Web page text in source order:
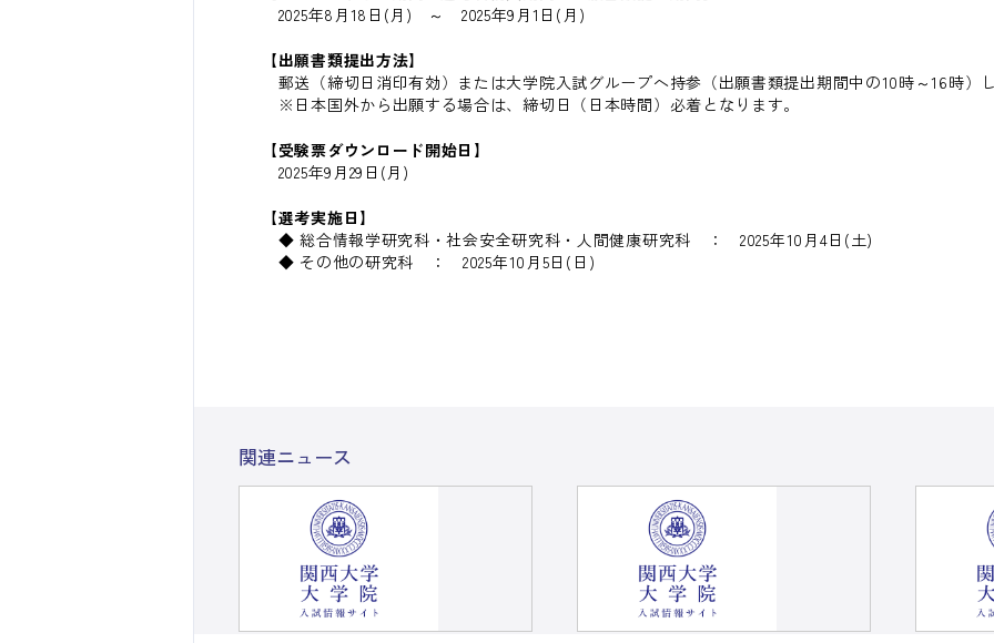
2025年8月18日(月) ～ 2025年9月1日(月)
【出願書類提出方法】
郵送（締切日消印有効）または大学院入試グループへ持参（出願書類提出期間中の10時～16時）し
※日本国外から出願する場合は、締切日（日本時間）必着となります。
【受験票ダウンロード開始日】
2025年9月29日(月)
【選考実施日】
◆ 総合情報学研究科・社会安全研究科・人間健康研究科 ： 2025年10月4日(土)
◆ その他の研究科 ： 2025年10月5日(日)
関連ニュース